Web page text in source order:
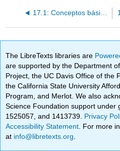
17.1: Conceptos básicos
The LibreTexts libraries are
are supported by the Department
Project, the UC Davis Office of the
the California State University
Program, and Merlot. We also
Science Foundation support under
1525057, and 1413739. Privacy
Accessibility Statement . For more
at info@libretexts.org